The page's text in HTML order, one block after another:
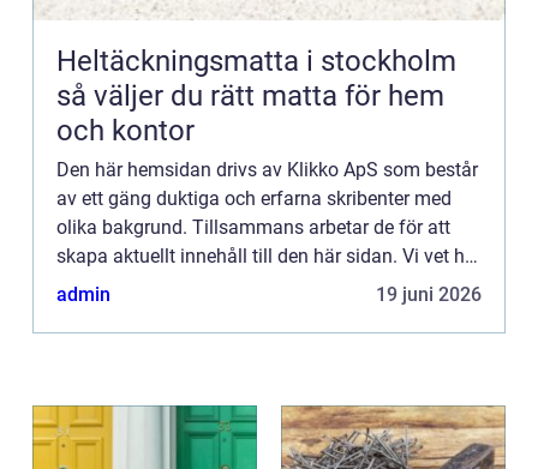
Heltäckningsmatta i stockholm
så väljer du rätt matta för hem
och kontor
Den här hemsidan drivs av Klikko ApS som består
av ett gäng duktiga och erfarna skribenter med
olika bakgrund. Tillsammans arbetar de för att
skapa aktuellt innehåll till den här sidan. Vi vet hur
utmanande det är att läsa och genomgå en
admin 19 juni 2026